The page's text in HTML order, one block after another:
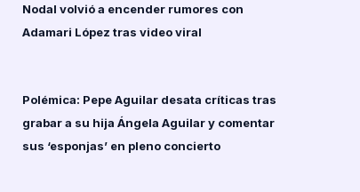
Nodal volvió a encender rumores con
Adamari López tras video viral
Polémica: Pepe Aguilar desata críticas tras
grabar a su hija Ángela Aguilar y comentar
sus ‘esponjas’ en pleno concierto